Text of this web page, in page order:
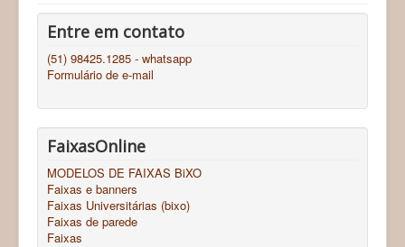
Entre em contato
(51) 98425.1285 - whatsapp
Formulário de e-mail
FaixasOnline
MODELOS DE FAIXAS BiXO
Faixas e banners
Faixas Universitárias (bixo)
Faixas de parede
Faixas